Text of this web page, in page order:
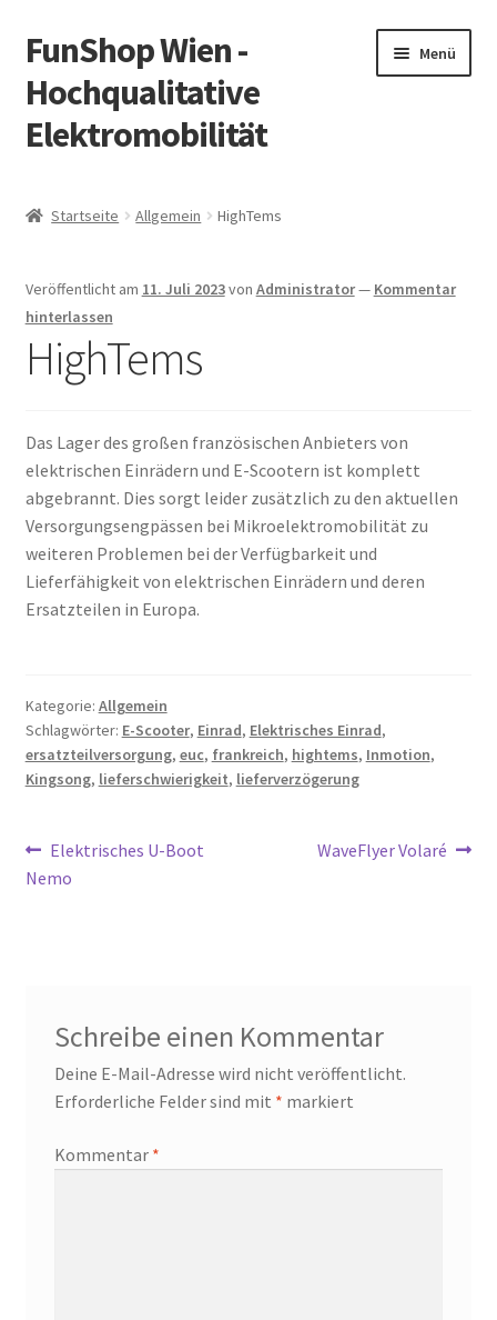
Zur
Navigation
springen
Zum
Inhalt
springen
FunShop Wien -
Hochqualitative
Elektromobilität
Menü
Vorsicht Internetbetrug
Über FunShop
Zum Onlineshop in der Web Version
Startseite Allgemein HighTems
Veröffentlicht am 11. Juli 2023von Administrator— Kommentar
hinterlassen
HighTems
Das Lager des großen französischen Anbieters von
elektrischen Einrädern und E-Scootern ist komplett
abgebrannt. Dies sorgt leider zusätzlich zu den aktuellen
Versorgungsengpässen bei Mikroelektromobilität zu
weiteren Problemen bei der Verfügbarkeit und
Lieferfähigkeit von elektrischen Einrädern und deren
Ersatzteilen in Europa.
Kategorie: Allgemein
Schlagwörter: E-Scooter, Einrad, Elektrisches Einrad,
ersatzteilversorgung, euc, frankreich, hightems, Inmotion,
Kingsong, lieferschwierigkeit, lieferverzögerung
Beitragsnavigation
Vorheriger
Beitrag:
Elektrisches U-Boot
Nemo
Nächster
WaveFlyer Volaré
Schreibe einen Kommentar
Deine E-Mail-Adresse wird nicht veröffentlicht.
Erforderliche Felder sind mit * markiert
Kommentar *